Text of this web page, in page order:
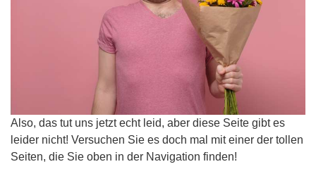
Also, das tut uns jetzt echt leid, aber diese Seite gibt es
leider nicht! Versuchen Sie es doch mal mit einer der tollen
Seiten, die Sie oben in der Navigation finden!